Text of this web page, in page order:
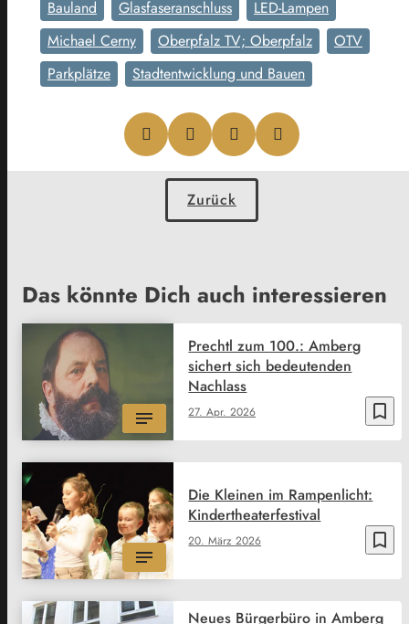
Bauland
Glasfaseranschluss
LED-Lampen
Michael Cerny
Oberpfalz TV; Oberpfalz
OTV
Parkplätze
Stadtentwicklung und Bauen
Zurück
Das könnte Dich auch interessieren
bookmark_border
27. Apr. 2026
Prechtl zum 100.: Amberg
sichert sich bedeutenden
Nachlass
bookmark_border
20. März 2026
Die Kleinen im Rampenlicht:
Kindertheaterfestival
Neues Bürgerbüro in Amberg